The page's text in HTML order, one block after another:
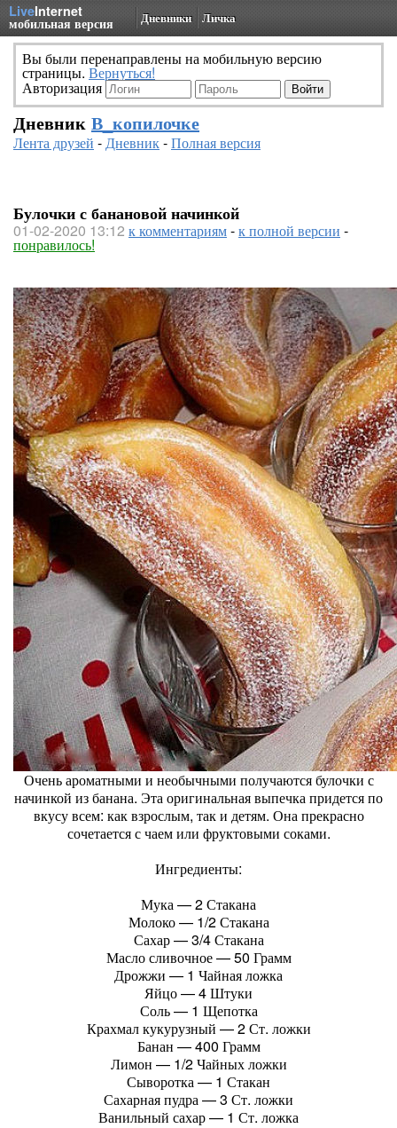
LiveInternet
мобильная версия Дневники Личка
Вы были перенаправлены на мобильную версию
страницы. Вернуться!
Авторизация
Дневник В_копилочке
Лента друзей -Дневник-Полная версия
Булочки с банановой начинкой
01-02-2020 13:12 к комментариям-к полной версии -
понравилось!
Очень ароматными и необычными получаются булочки с
начинкой из банана. Эта оригинальная выпечка придется по
вкусу всем: как взрослым, так и детям. Она прекрасно
сочетается с чаем или фруктовыми соками.
Ингредиенты:
Мука — 2 Стакана
Молоко — 1/2 Стакана
Сахар — 3/4 Стакана
Масло сливочное — 50 Грамм
Дрожжи — 1 Чайная ложка
Яйцо — 4 Штуки
Соль — 1 Щепотка
Крахмал кукурузный — 2 Ст. ложки
Банан — 400 Грамм
Лимон — 1/2 Чайных ложки
Сыворотка — 1 Стакан
Сахарная пудра — 3 Ст. ложки
Ванильный сахар — 1 Ст. ложка